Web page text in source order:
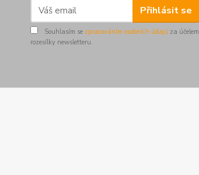
Přihlásit se
Souhlasím se zpracováním osobních údajů za účelem
rozesílky newsletteru.